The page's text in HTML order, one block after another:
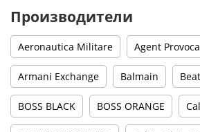
Производители
Aeronautica Militare Agent
Armani Exchange Balmain
BOSS BLACK BOSS ORANGE